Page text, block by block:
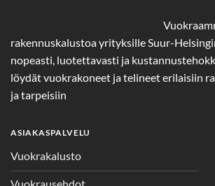
rakennuskalustoa yrityksille Suur-
nopeasti, luotettavasti ja
löydät vuokrakoneet ja telineet erilaisiin
ja tarpeisiin
ASIAKASPALVELU
Vuokrakalusto